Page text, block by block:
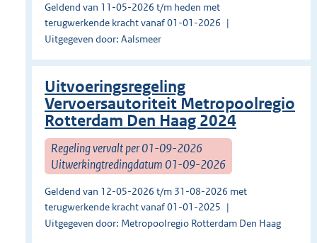
Geldend van 11-05-2026 t/m heden met
terugwerkende kracht vanaf 01-01-2026
Uitgegeven door: Aalsmeer
Uitvoeringsregeling
Vervoersautoriteit Metropoolregio
Rotterdam Den Haag 2024
Regeling vervalt per 01-09-2026
Uitwerkingtredingdatum 01-09-2026
Geldend van 12-05-2026 t/m 31-08-2026 met
terugwerkende kracht vanaf 01-01-2025
Uitgegeven door: Metropoolregio Rotterdam Den Haag